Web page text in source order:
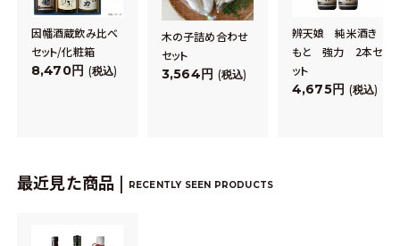
因幡酒蔵飲み比べ
セット/化粧箱
8,470 税込
木の子詰め合わせ
セット
3,564 税込
辨天娘 純米酒き
もと 強力 2本セ
ット
4,675 税込
最近見た商品 | RECENTLY SEEN PRODUCTS